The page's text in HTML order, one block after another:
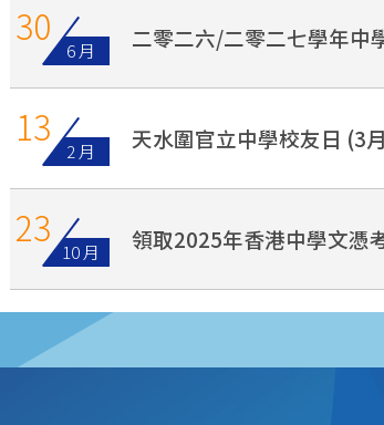
30
6 月 二零二六/二零二七學年
13
2 月 天水圍官立中學校友日 (3
23
10 月 領取2025年香港中學文憑